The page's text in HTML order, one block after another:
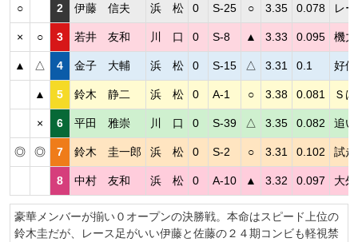
○ 2 伊藤 信夫 浜 松 0 S-25 ○ 3.35 0.078 レ
× ○ 3 若井 友和 川 口 0 S-8 ▲ 3.33 0.095 機
▲ △ 4 金子 大輔 浜 松 0 S-15 △ 3.31 0.1 好
▲ 5 鈴木 静二 浜 松 0 A-1 ○ 3.38 0.081 Ｓ
× 6 平田 雅崇 川 口 0 S-39 △ 3.35 0.082 追
◎ ◎ 7 鈴木 圭一郎 浜 松 0 S-2 ○ 3.31 0.102 試
8 中村 友和 浜 松 0 A-10 ▲ 3.32 0.097 大
豪華メンバーが揃い０オープンの決勝戦。本命はスピード上位の
鈴木圭だが、レース足がいい伊藤と佐藤の２４期コンビも軽視禁